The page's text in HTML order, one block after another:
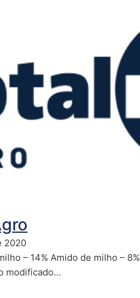
2020
– 14% Amido de milho –
modificado…